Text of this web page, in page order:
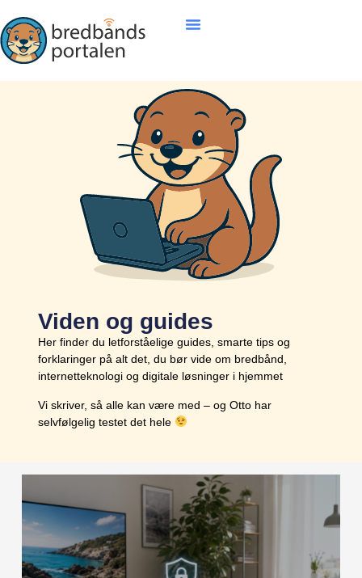
Viden og guides
Her finder du letforståelige guides, smarte tips og
forklaringer på alt det, du bør vide om bredbånd,
internetteknologi og digitale løsninger i hjemmet
Vi skriver, så alle kan være med – og Otto har
selvfølgelig testet det hele